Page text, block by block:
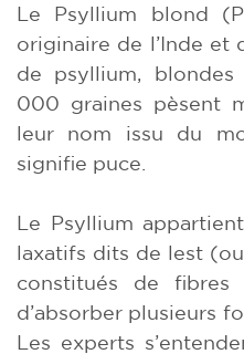
Le Psyllium blond
originaire de l’Inde et
de psyllium, blondes
000 graines pèsent
leur nom issu du
signifie puce.
Le Psyllium
laxatifs dits de lest
constitués de
d’absorber plusieurs
Les experts